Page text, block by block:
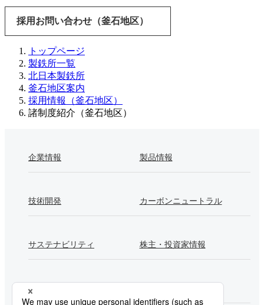
採用お問い合わせ（釜石地区）
トップページ
製鉄所一覧
北日本製鉄所
釜石地区案内
採用情報（釜石地区）
諸制度紹介（釜石地区）
企業情報 製品情報
技術開発 カーボンニュートラル
サステナビリティ 株主・投資家情報
採用情報